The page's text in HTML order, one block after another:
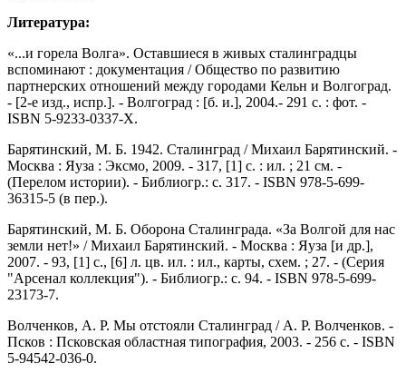
Литература:
«...и горела Волга». Оставшиеся в живых сталинградцы
вспоминают : документация / Общество по развитию
партнерских отношений между городами Кельн и Волгоград.
- [2-е изд., испр.]. - Волгоград : [б. и.], 2004.- 291 с. : фот. -
ISBN 5-9233-0337-X.
Барятинский, М. Б. 1942. Сталинград / Михаил Барятинский. -
Москва : Яуза : Эксмо, 2009. - 317, [1] с. : ил. ; 21 см. -
(Перелом истории). - Библиогр.: с. 317. - ISBN 978-5-699-
36315-5 (в пер.).
Барятинский, М. Б. Оборона Сталинграда. «За Волгой для нас
земли нет!» / Михаил Барятинский. - Москва : Яуза [и др.],
2007. - 93, [1] с., [6] л. цв. ил. : ил., карты, схем. ; 27. - (Серия
"Арсенал коллекция"). - Библиогр.: с. 94. - ISBN 978-5-699-
23173-7.
Волченков, А. Р. Мы отстояли Сталинград / А. Р. Волченков. -
Псков : Псковская областная типография, 2003. - 256 с. - ISBN
5-94542-036-0.